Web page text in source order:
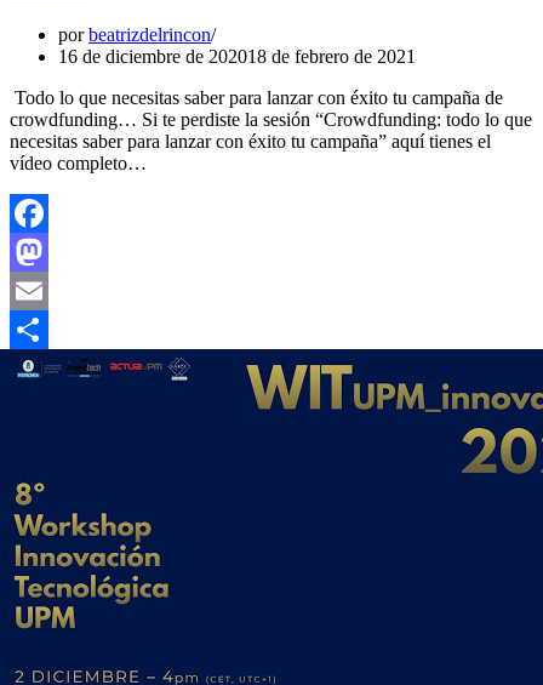
porbeatrizdelrincon
16 de diciembre de 202018 de febrero de 2021
Todo lo que necesitas saber para lanzar con éxito tu campaña de
crowdfunding… Si te perdiste la sesión “Crowdfunding: todo lo que
necesitas saber para lanzar con éxito tu campaña” aquí tienes el
vídeo completo…
Facebook
Mastodon
Email
Compartir